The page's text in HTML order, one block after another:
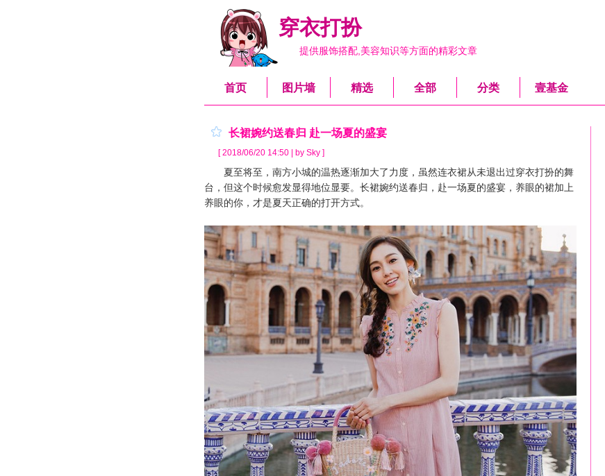
穿衣打扮
提供服饰搭配,美容知识等方面的精彩文章
首页 图片墙 精选 全部 分类 壹基金
长裙婉约送春归 赴一场夏的盛宴
[ 2018/06/20 14:50 | by Sky ]
夏至将至，南方小城的温热逐渐加大了力度，虽然连衣裙从未退出过穿衣打扮的舞
台，但这个时候愈发显得地位显要。长裙婉约送春归，赴一场夏的盛宴，养眼的裙加上
养眼的你，才是夏天正确的打开方式。